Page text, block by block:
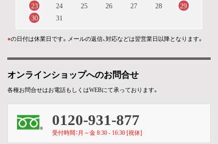
23
24 25 26 27 28
29
30
31
●の日付は休業日です。メールの返信、対応などは翌営業日以降となります。
オンラインショップへのお問合せ
各種お問合せはお電話もしくはWEBにて承っております。
0120-931-877
受付時間：月～金 8:30 - 16:30 [祝休]